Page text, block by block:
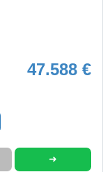
47.588 €
➜